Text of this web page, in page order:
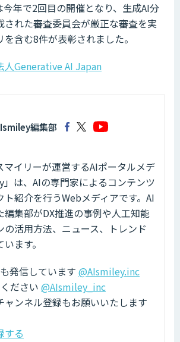
今年で2回目の開催となり、生成AI分
された審査委員会が厳正な審査を実
含む8件が表彰されました。
人Generative AI Japan
編集部
マイリーが運営するAIポータルメデ
は、AIの専門家によるコンテンツ
ト紹介を行うWebメディアです。AI
編集部がDX推進の事例や人工知能
の活用方法、ニュース、トレンド
ます。
発信しています @AIsmiley.inc
ださい @AIsmiley_inc
ャンネル登録もお願いいたします
する